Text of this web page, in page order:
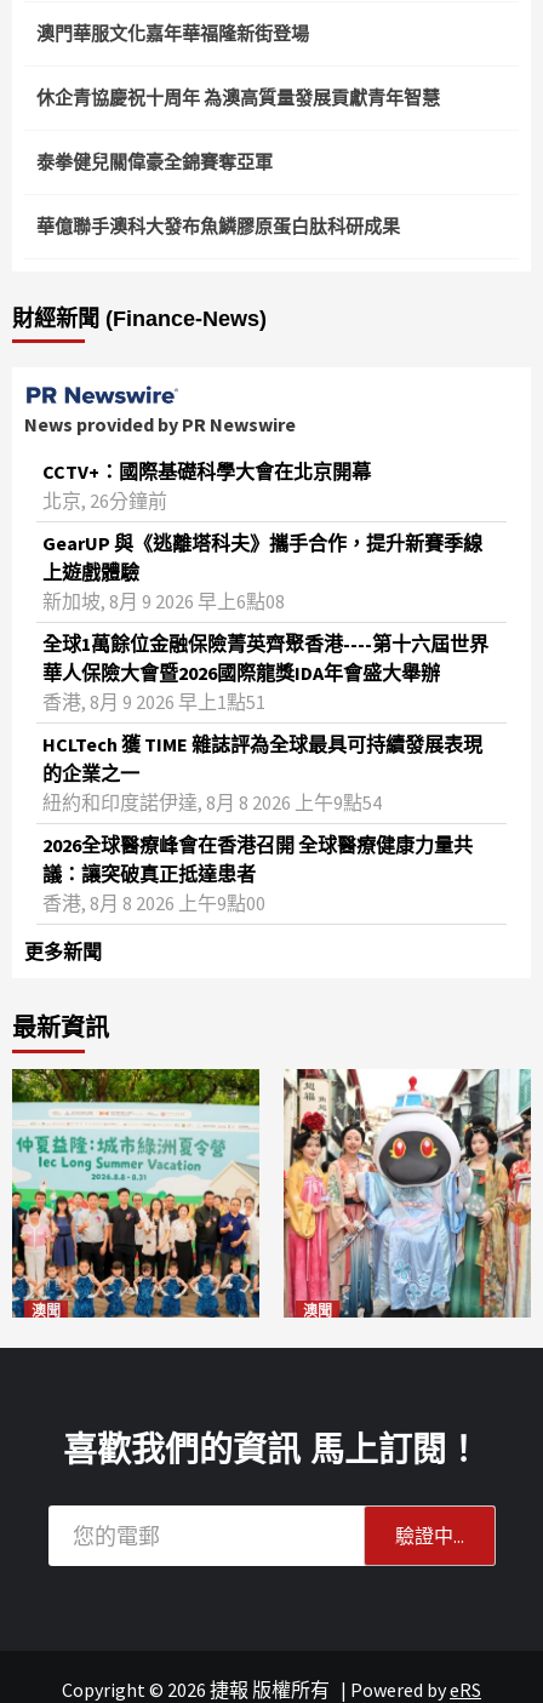
澳門華服文化嘉年華福隆新街登場
休企青協慶祝十周年 為澳高質量發展貢獻青年智慧
泰拳健兒關偉豪全錦賽奪亞軍
華億聯手澳科大發布魚鱗膠原蛋白肽科研成果
財經新聞 (Finance-News)
News provided by PR Newswire
CCTV+：國際基礎科學大會在北京開幕
北京, 26分鐘前
GearUP 與《逃離塔科夫》攜手合作，提升新賽季線
上遊戲體驗
新加坡, 8月 9 2026 早上6點08
全球1萬餘位金融保險菁英齊聚香港----第十六屆世界
華人保險大會暨2026國際龍獎IDA年會盛大舉辦
香港, 8月 9 2026 早上1點51
HCLTech 獲 TIME 雜誌評為全球最具可持續發展表現
的企業之一
紐約和印度諾伊達, 8月 8 2026 上午9點54
2026全球醫療峰會在香港召開 全球醫療健康力量共
議：讓突破真正抵達患者
香港, 8月 8 2026 上午9點00
更多新聞
最新資訊
澳聞
2026-08-09
澳聞
喜歡我們的資訊 馬上訂閱！
Copyright © 2026 捷報 版權所有 | Powered byeRS